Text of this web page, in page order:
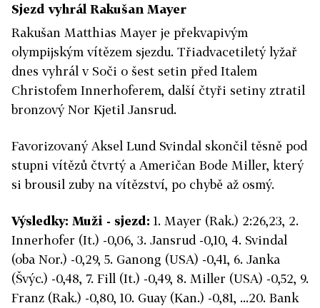
Sjezd vyhrál Rakušan Mayer
Rakušan Matthias Mayer je překvapivým
olympijským vítězem sjezdu. Třiadvacetiletý lyžař
dnes vyhrál v Soči o šest setin před Italem
Christofem Innerhoferem, další čtyři setiny ztratil
bronzový Nor Kjetil Jansrud.
Favorizovaný Aksel Lund Svindal skončil těsně pod
stupni vítězů čtvrtý a Američan Bode Miller, který
si brousil zuby na vítězství, po chybě až osmý.
Výsledky: Muži - sjezd: 1. Mayer (Rak.) 2:26,23, 2.
Innerhofer (It.) -0,06, 3. Jansrud -0,10, 4. Svindal
(oba Nor.) -0,29, 5. Ganong (USA) -0,41, 6. Janka
(Švýc.) -0,48, 7. Fill (It.) -0,49, 8. Miller (USA) -0,52, 9.
Franz (Rak.) -0,80, 10. Guay (Kan.) -0,81, ...20. Bank